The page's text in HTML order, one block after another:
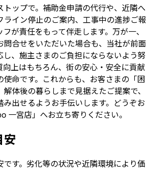
ップで。補助金申請の代行や、近隣へ
ライン停止のご案内、工事中の進捗ご報
が責任をもって伴走します。万が一、
問合せをいただいた場合も、当社が前面
し、施主さまのご負担にならないよう努
向上はもちろん、街の安心・安全に貢献
使命です。これからも、お客さまの「困
体後の暮らしまで見据えたご提案で、
出せるようお手伝いします。どうぞお
一宮店」へお立ち寄りください。
安
す。劣化等の状況や近隣環境により価